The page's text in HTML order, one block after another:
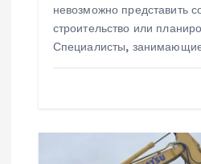
невозможно представить
строительство или
Специалисты,